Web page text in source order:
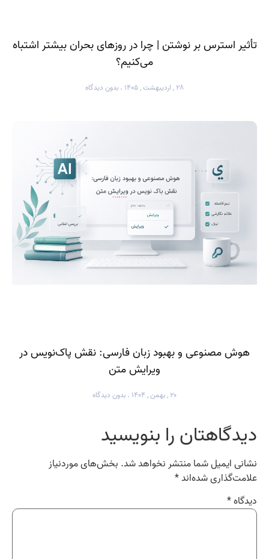
تأثیر استرس بر نوشتن | چرا در روزهای بحران بیشتر اشتباه
می‌کنیم؟
۲۸ , اردیبهشت , ۱۴۰۵ بدون دیدگاه
هوش مصنوعی و بهبود زبان فارسی: نقش پاک‌نویس در
ویرایش متن
۲۰ , بهمن , ۱۴۰۴ بدون دیدگاه
دیدگاهتان را بنویسید
نشانی ایمیل شما منتشر نخواهد شد. بخش‌های موردنیاز
علامت‌گذاری شده‌اند*
دیدگاه*